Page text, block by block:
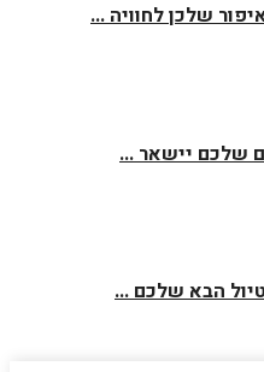
שלכן לחוויה ...
שלכם יישאר ...
הבא שלכם ...